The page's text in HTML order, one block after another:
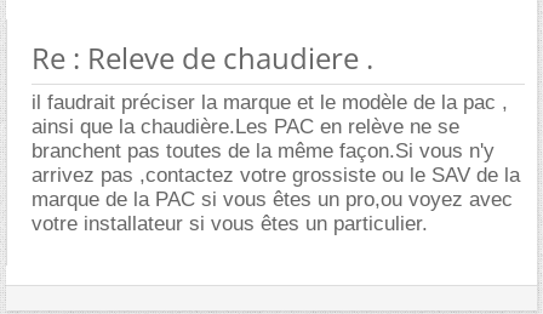
Re : Releve de chaudiere .
il faudrait préciser la marque et le modèle de la pac ,
ainsi que la chaudière.Les PAC en relève ne se
branchent pas toutes de la même façon.Si vous n'y
arrivez pas ,contactez votre grossiste ou le SAV de la
marque de la PAC si vous êtes un pro,ou voyez avec
votre installateur si vous êtes un particulier.